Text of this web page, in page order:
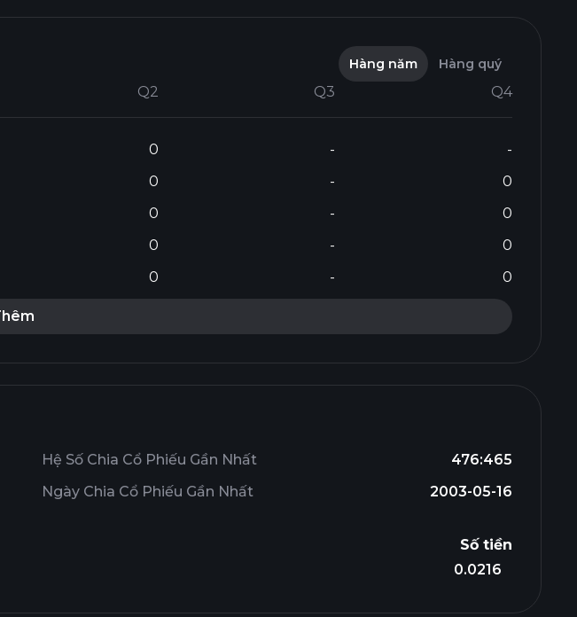
Hàng năm Hàng quý
Q2 Q3 Q4
0 -
-
0 -
0
0 -
0
0 -
0
0 - 0
Hệ Số Chia Cổ Phiếu Gần Nhất
476:465
Ngày Chia Cổ Phiếu Gần Nhất
2003-05-16
Số tiền
0.0216